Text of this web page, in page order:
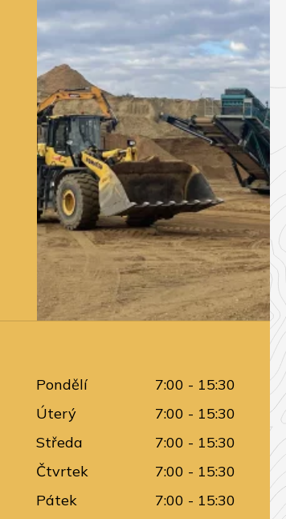
Pondělí
7:00 - 15:30
Úterý
7:00 - 15:30
Středa
7:00 - 15:30
Čtvrtek
7:00 - 15:30
Pátek
7:00 - 15:30